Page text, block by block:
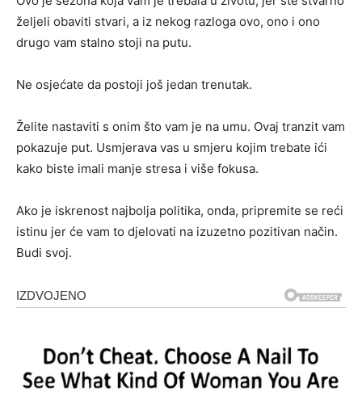
željeli obaviti stvari, a iz nekog razloga ovo, ono i ono
drugo vam stalno stoji na putu.
Ne osjećate da postoji još jedan trenutak.
Želite nastaviti s onim što vam je na umu. Ovaj tranzit vam
pokazuje put. Usmjerava vas u smjeru kojim trebate ići
kako biste imali manje stresa i više fokusa.
Ako je iskrenost najbolja politika, onda, pripremite se reći
istinu jer će vam to djelovati na izuzetno pozitivan način.
Budi svoj.